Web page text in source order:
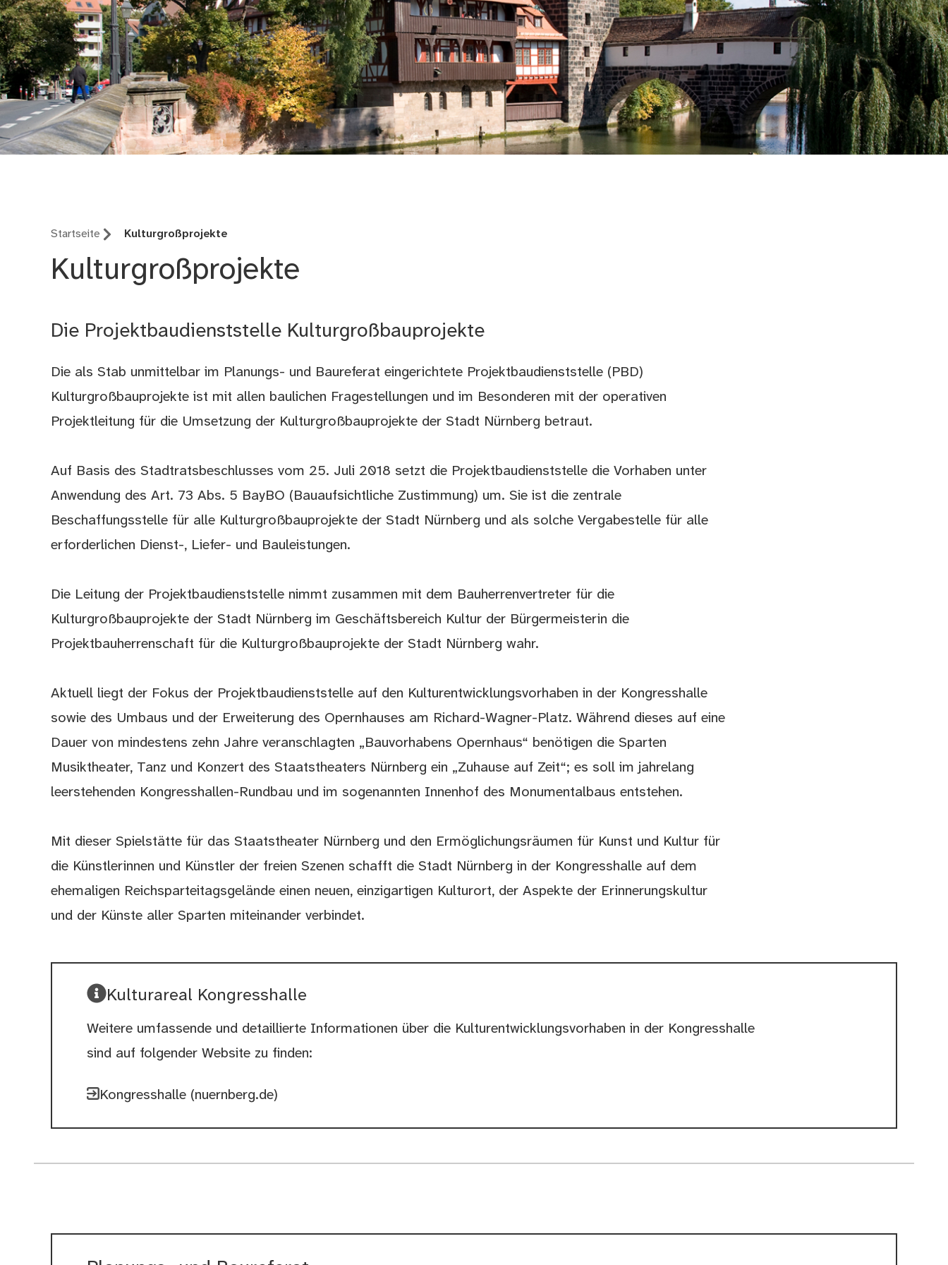
Startseite Kulturgroßprojekte
Kulturgroßprojekte
Die Projektbaudienststelle Kulturgroßbauprojekte
Die als Stab unmittelbar im Planungs- und Baureferat eingerichtete Projektbaudienststelle (PBD)
Kulturgroßbauprojekte ist mit allen baulichen Fragestellungen und im Besonderen mit der operativen
Projektleitung für die Umsetzung der Kulturgroßbauprojekte der Stadt Nürnberg betraut.
Auf Basis des Stadtratsbeschlusses vom 25. Juli 2018 setzt die Projektbaudienststelle die Vorhaben unter
Anwendung des Art. 73 Abs. 5 BayBO (Bauaufsichtliche Zustimmung) um. Sie ist die zentrale
Beschaffungsstelle für alle Kulturgroßbauprojekte der Stadt Nürnberg und als solche Vergabestelle für alle
erforderlichen Dienst-, Liefer- und Bauleistungen.
Die Leitung der Projektbaudienststelle nimmt zusammen mit dem Bauherrenvertreter für die
Kulturgroßbauprojekte der Stadt Nürnberg im Geschäftsbereich Kultur der Bürgermeisterin die
Projektbauherrenschaft für die Kulturgroßbauprojekte der Stadt Nürnberg wahr.
Aktuell liegt der Fokus der Projektbaudienststelle auf den Kulturentwicklungsvorhaben in der Kongresshalle
sowie des Umbaus und der Erweiterung des Opernhauses am Richard-Wagner-Platz. Während dieses auf eine
Dauer von mindestens zehn Jahre veranschlagten „Bauvorhabens Opernhaus“ benötigen die Sparten
Musiktheater, Tanz und Konzert des Staatstheaters Nürnberg ein „Zuhause auf Zeit“; es soll im jahrelang
leerstehenden Kongresshallen-Rundbau und im sogenannten Innenhof des Monumentalbaus entstehen.
Mit dieser Spielstätte für das Staatstheater Nürnberg und den Ermöglichungsräumen für Kunst und Kultur für
die Künstlerinnen und Künstler der freien Szenen schafft die Stadt Nürnberg in der Kongresshalle auf dem
ehemaligen Reichsparteitagsgelände einen neuen, einzigartigen Kulturort, der Aspekte der Erinnerungskultur
und der Künste aller Sparten miteinander verbindet.
Kulturareal Kongresshalle
Weitere umfassende und detaillierte Informationen über die Kulturentwicklungsvorhaben in der Kongresshalle
sind auf folgender Website zu finden:
Kongresshalle (nuernberg.de)